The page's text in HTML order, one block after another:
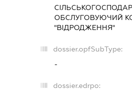
ОБСЛУГОВУЮЧИЙ
"ВІДРОДЖЕННЯ"
dossier.opfSubType:
-
dossier.edrpo: